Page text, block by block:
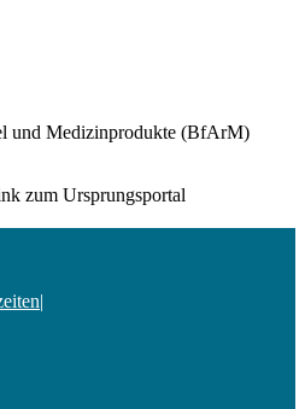
und Medizinprodukte (BfArM)
zum Ursprungsportal
|